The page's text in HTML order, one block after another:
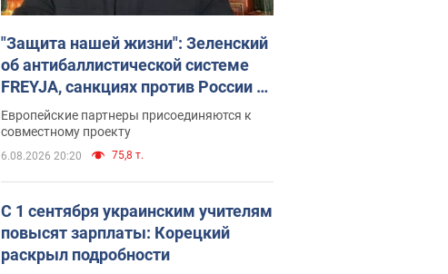
"Защита нашей жизни": Зеленский
об антибаллистической системе
FREYJA, санкциях против России и
поддержке аграриев. Видео
Европейские партнеры присоединяются к
совместному проекту
6.08.2026 20:20 75,8 т.
С 1 сентября украинским учителям
повысят зарплаты: Корецкий
раскрыл подробности